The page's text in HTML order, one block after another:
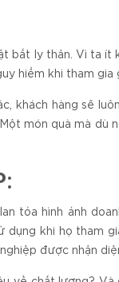
bất ly thân. Vì ta ít
hiểm khi tham gia
khách hàng sẽ
món quà mà dù
tỏa hình ảnh
dụng khi họ tham
được nhận